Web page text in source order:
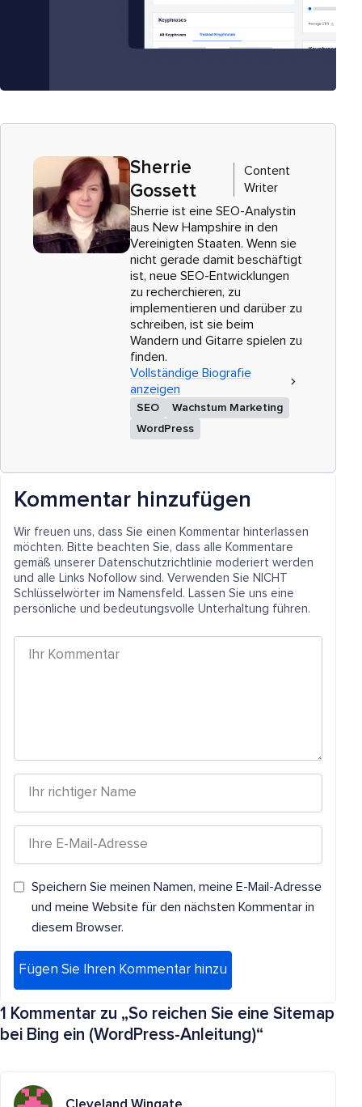
Sherrie
Gossett
Content
Writer
Sherrie ist eine SEO-Analystin
aus New Hampshire in den
Vereinigten Staaten. Wenn sie
nicht gerade damit beschäftigt
ist, neue SEO-Entwicklungen
zu recherchieren, zu
implementieren und darüber zu
schreiben, ist sie beim
Wandern und Gitarre spielen zu
finden.
Vollständige Biografie
anzeigen
SEO
Wachstum Marketing
WordPress
Kommentar hinzufügen
Wir freuen uns, dass Sie einen Kommentar hinterlassen
möchten. Bitte beachten Sie, dass alle Kommentare
gemäß unserer Datenschutzrichtlinie moderiert werden
und alle Links Nofollow sind. Verwenden Sie NICHT
Schlüsselwörter im Namensfeld. Lassen Sie uns eine
persönliche und bedeutungsvolle Unterhaltung führen.
Speichern Sie meinen Namen, meine E-Mail-Adresse
und meine Website für den nächsten Kommentar in
diesem Browser.
1 Kommentar zu „So reichen Sie eine Sitemap
bei Bing ein (WordPress-Anleitung)“